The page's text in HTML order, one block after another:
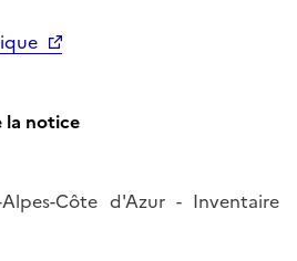
la notice
Alpes-Côte d'Azur - Inventaire